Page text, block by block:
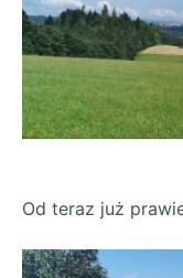
Od teraz już